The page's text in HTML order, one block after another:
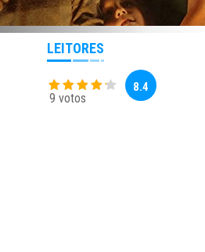
LEITORES
9 votos
8.4